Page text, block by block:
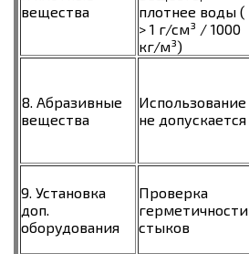
вещества
плотнее воды (
> 1 г/см³ / 1000
кг/м³)
8. Абразивные
вещества
Использование
не допускается
9. Установка
доп.
оборудования
Проверка
герметичности
стыков